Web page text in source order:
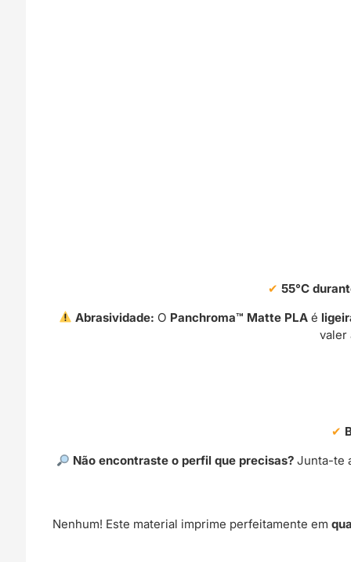
55°C
Abrasividade: O Panchroma™ Matte PLA é
valer
Não encontraste o perfil que precisas? Junta-te
Nenhum! Este material imprime perfeitamente em